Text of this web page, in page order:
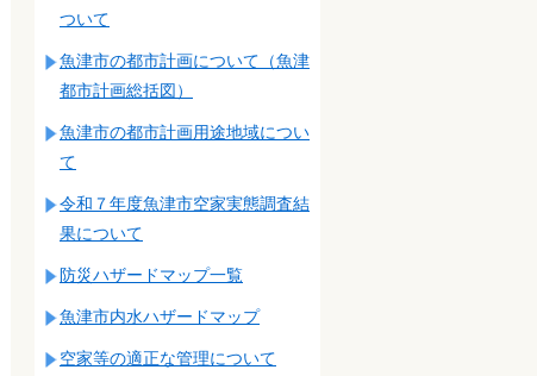
ついて
魚津市の都市計画について（魚津
都市計画総括図）
魚津市の都市計画用途地域につい
て
令和７年度魚津市空家実態調査結
果について
防災ハザードマップ一覧
魚津市内水ハザードマップ
空家等の適正な管理について